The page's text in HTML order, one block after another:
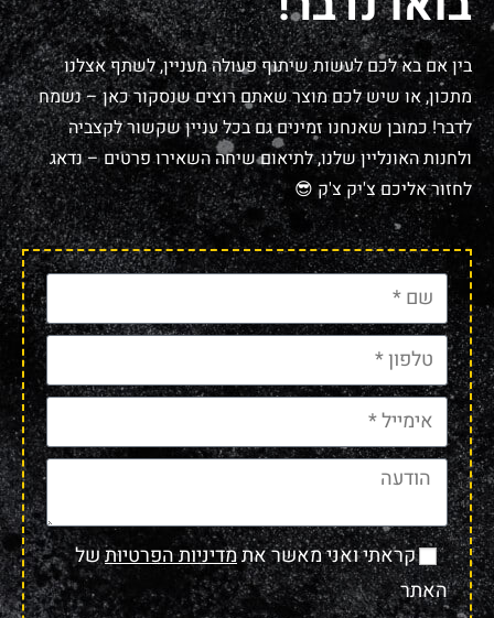
בין אם בא לכם לעשות שיתוף פעולה מעניין, לשתף אצלנו
מתכון, או שיש לכם מוצר שאתם רוצים שנסקור כאן – נשמח
לדבר! כמובן שאנחנו זמינים גם בכל עניין שקשור לקצביה
ולחנות האונליין שלנו, לתיאום שיחה השאירו פרטים – נדאג
לחזור אליכם צ'יק צ'ק 😎
קראתי ואני מאשר אתמדיניות הפרטיותשל
האתר